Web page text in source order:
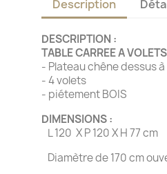
Description
DESCRIPTION :
TABLE CARREE A
- Plateau chêne dessus
- 4 volets
- piétement BOIS
DIMENSIONS :
L 120 X P 120 X H 77 cm
Diamètre de 170 cm